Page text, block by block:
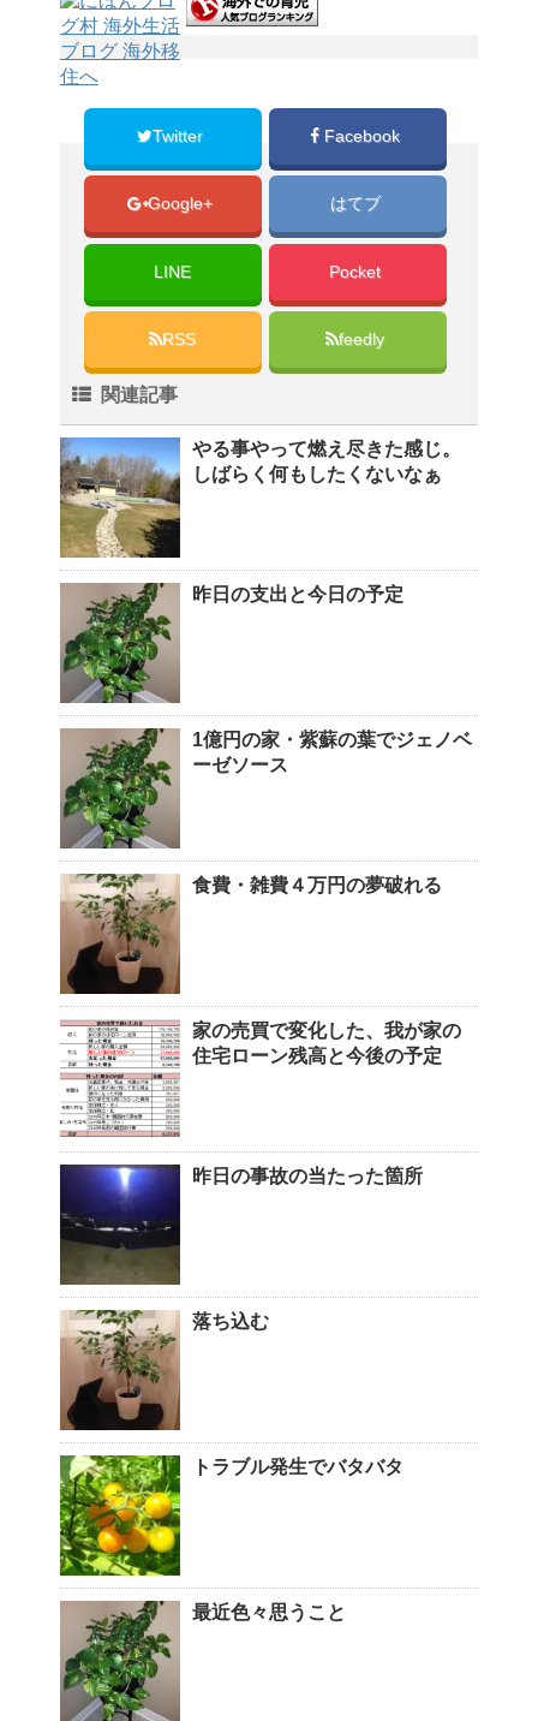
Twitter Facebook
Google+ はてブ
LINE Pocket
RSS feedly
関連記事
やる事やって燃え尽きた感じ。
しばらく何もしたくないなぁ
昨日の支出と今日の予定
1億円の家・紫蘇の葉でジェノベ
ーゼソース
食費・雑費４万円の夢破れる
家の売買で変化した、我が家の
住宅ローン残高と今後の予定
昨日の事故の当たった箇所
落ち込む
トラブル発生でバタバタ
最近色々思うこと